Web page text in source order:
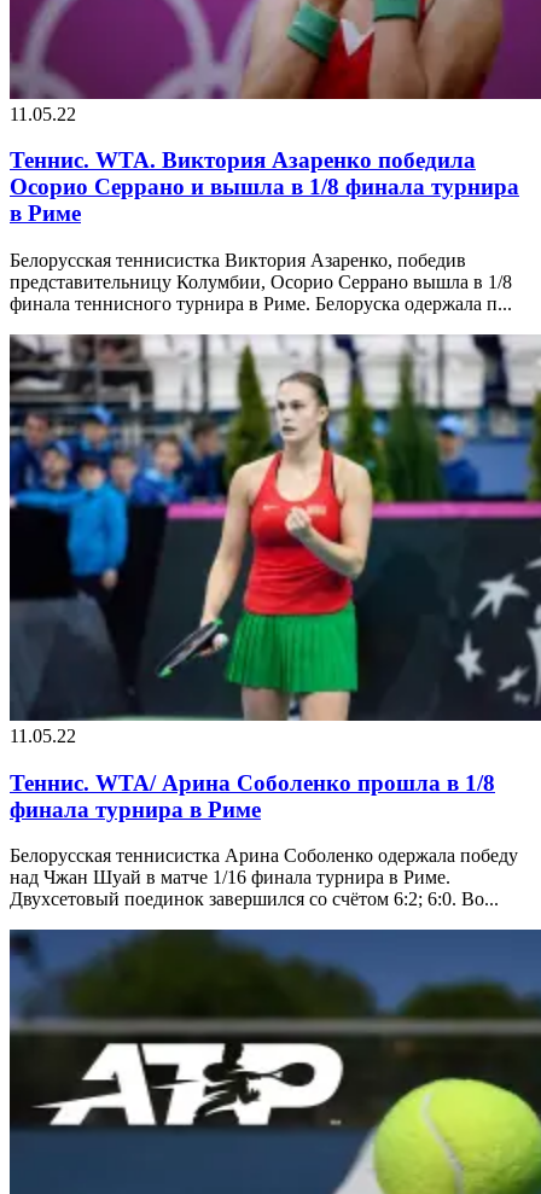
11.05.22
Теннис. WTA. Виктория Азаренко победила
Осорио Серрано и вышла в 1/8 финала турнира
в Риме
Белорусская теннисистка Виктория Азаренко, победив
представительницу Колумбии, Осорио Серрано вышла в 1/8
финала теннисного турнира в Риме. Белоруска одержала п...
11.05.22
Теннис. WTA/ Арина Соболенко прошла в 1/8
финала турнира в Риме
Белорусская теннисистка Арина Соболенко одержала победу
над Чжан Шуай в матче 1/16 финала турнира в Риме.
Двухсетовый поединок завершился со счётом 6:2; 6:0. Во...